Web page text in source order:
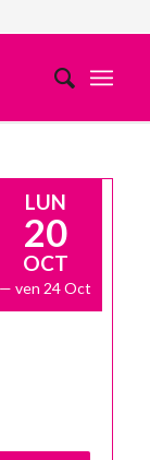
LUN
20
OCT
— ven 24 Oct